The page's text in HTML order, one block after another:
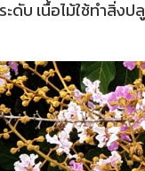
ะดับ เนื้อไม้ใช้ทำสิ่งป